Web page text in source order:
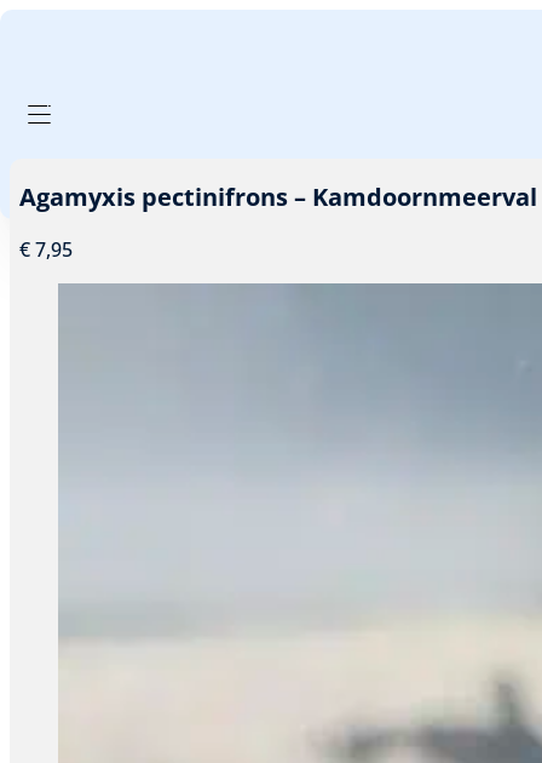
PRODUCTEN FILTER
Agamyxis pectinifrons – Kamdoornmeerval
€7,95